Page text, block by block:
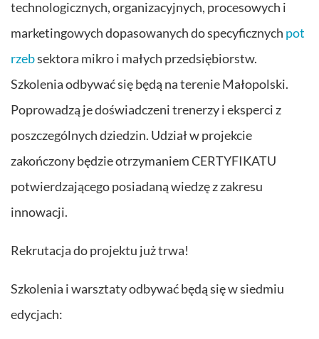
technologicznych, organizacyjnych, procesowych i
marketingowych dopasowanych do specyficznych pot
rzebsektora mikro i małych przedsiębiorstw.
Szkolenia odbywać się będą na terenie Małopolski.
Poprowadzą je doświadczeni trenerzy i eksperci z
poszczególnych dziedzin. Udział w projekcie
zakończony będzie otrzymaniem CERTYFIKATU
potwierdzającego posiadaną wiedzę z zakresu
innowacji.
Rekrutacja do projektu już trwa!
Szkolenia i warsztaty odbywać będą się w siedmiu
edycjach: